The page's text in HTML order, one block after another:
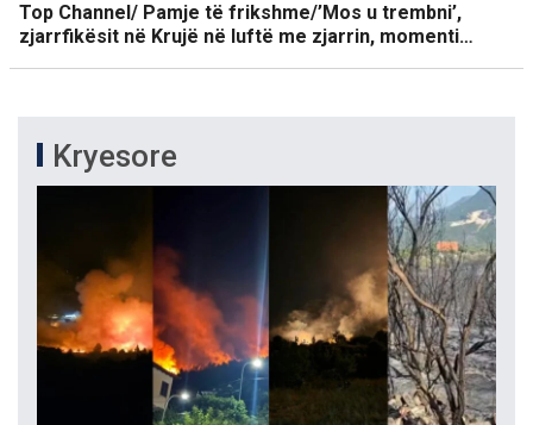
Top Channel/ Pamje të frikshme/’Mos u trembni’,
zjarrfikësit në Krujë në luftë me zjarrin, momenti…
Kryesore